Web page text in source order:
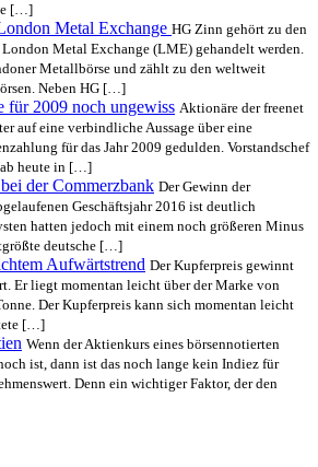
[…]
Metal Exchange HG Zinn gehört zu den
Metal Exchange (LME) gehandelt werden.
Metallbörse und zählt zu den weltweit
Neben HG […]
für 2009 noch ungewiss Aktionäre der freenet
auf eine verbindliche Aussage über eine
für das Jahr 2009 gedulden. Vorstandschef
heute in […]
der Commerzbank Der Gewinn der
Geschäftsjahr 2016 ist deutlich
hatten jedoch mit einem noch größeren Minus
deutsche […]
Aufwärtstrend Der Kupferpreis gewinnt
Er liegt momentan leicht über der Marke von
Der Kupferpreis kann sich momentan leicht
[…]
Wenn der Aktienkurs eines börsennotierten
ist, dann ist das noch lange kein Indiez für
Denn ein wichtiger Faktor, der den